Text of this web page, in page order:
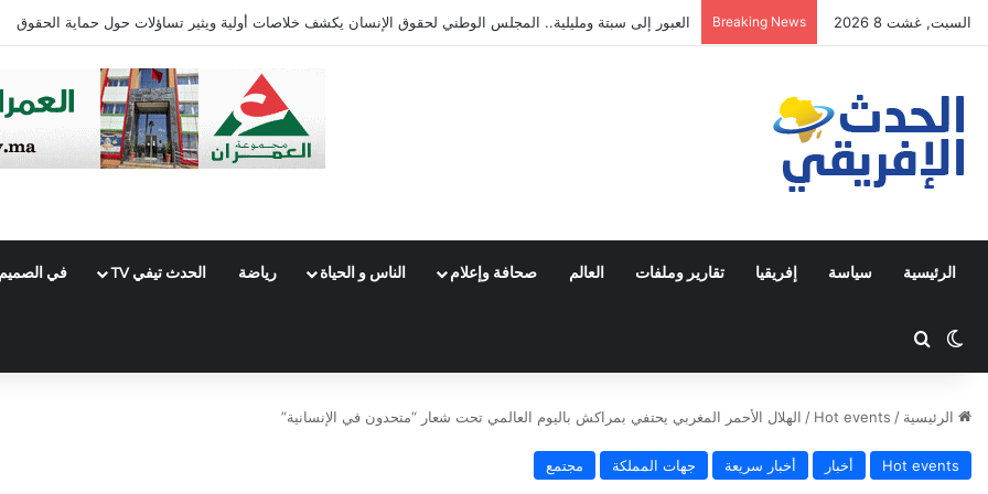
السبت, غشت 8 2026 Breaking News مصطفى لخصم يتجه للترشح في دائرة فاس الجنوبي
الرئيسية سياسة إفريقيا تقارير وملفات العالم صحافة وإعلام الناس و الحياة رياضة الحدث تيفي TV في الصميم
Switch skin
ابحث عن
الرئيسية /
Hot events
/ الهلال الأحمر المغربي يحتفي بمراكش باليوم العالمي تحت شعار “متحدون في الإنسانية”
Hot events أخبار أخبار سريعة جهات المملكة مجتمع